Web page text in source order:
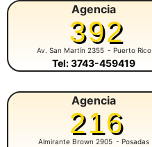
Agencia
392
Av. San Martín 2355 - Puerto Rico
Tel: 3743-459419
Agencia
216
Almirante Brown 2905 - Posadas